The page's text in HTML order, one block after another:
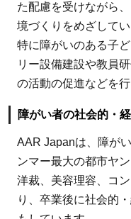
た配慮を受けながら
境づくりをめざしてい
特に障がいのある子
リー設備建設や教員
の活動の促進などを行
障がい者の社会的・
AAR Japanは、障が
ンマー最大の都市ヤ
洋裁、美容理容、コ
り、卒業後に社会的